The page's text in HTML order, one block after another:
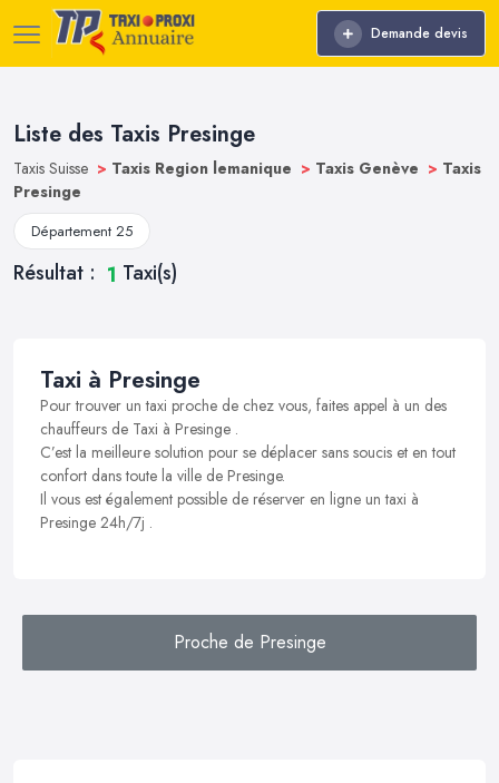
Demande devis
Liste des Taxis Presinge
Taxis Suisse > Taxis Region lemanique > Taxis Genève > Taxis
Presinge
Département 25
Résultat : 1 Taxi(s)
Taxi à Presinge
Pour trouver un taxi proche de chez vous, faites appel à un des
chauffeurs de Taxi à Presinge .
C’est la meilleure solution pour se déplacer sans soucis et en tout
confort dans toute la ville de Presinge.
Il vous est également possible de réserver en ligne un taxi à
Presinge 24h/7j .
Proche de Presinge